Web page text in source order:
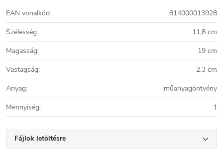
EAN vonalkód:
814000013928
Szélesség:
11,8 cm
Magasság:
19 cm
Vastagság:
2,3 cm
Anyag:
műanyagöntvény
Mennyiség: 1
Fájlok letöltésre